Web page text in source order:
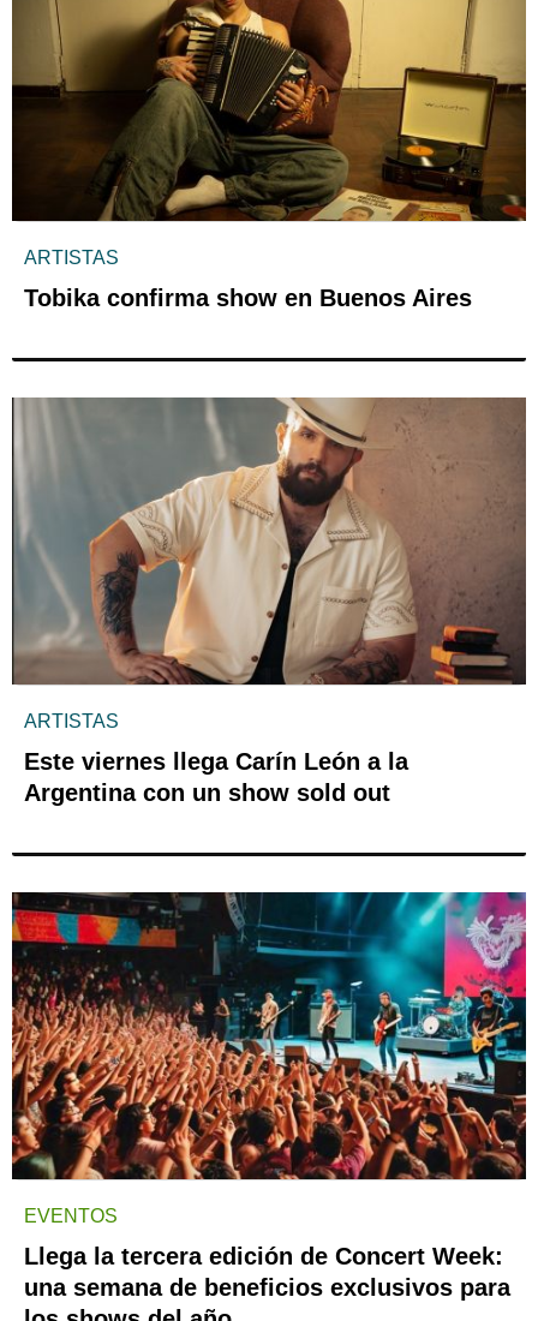
ARTISTAS
Tobika confirma show en Buenos Aires
ARTISTAS
Este viernes llega Carín León a la
Argentina con un show sold out
EVENTOS
Llega la tercera edición de Concert Week:
una semana de beneficios exclusivos para